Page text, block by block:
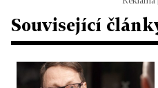
Související